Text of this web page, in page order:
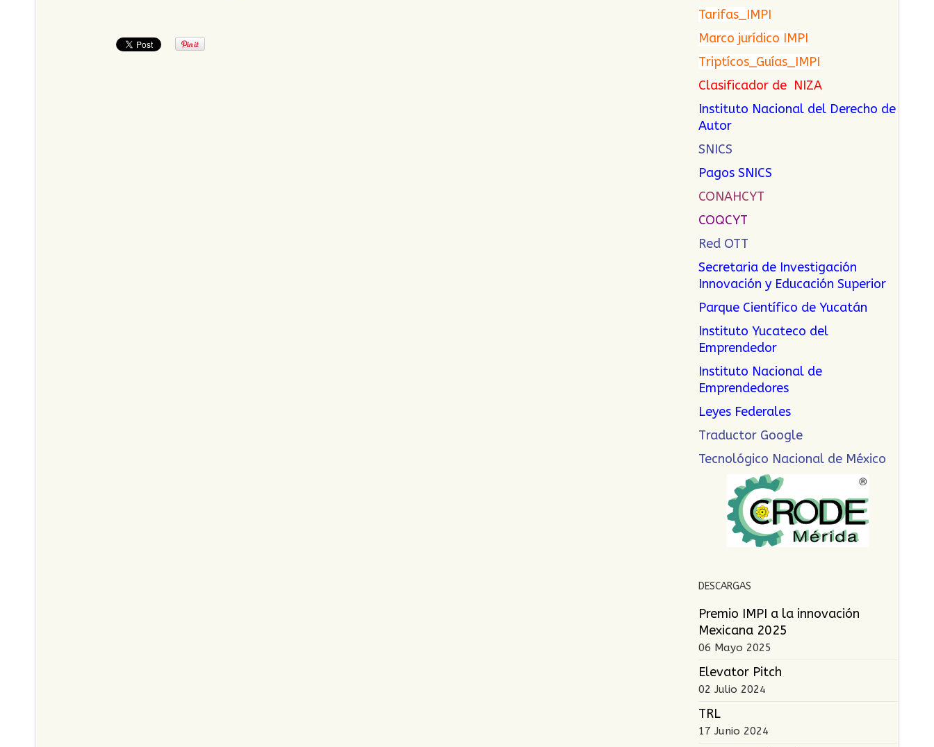
Tarifas_IMPI
Marco jurídico IMPI
Triptícos_Guías_IMPI
Clasificador de NIZA
Instituto Nacional del Derecho de
Autor
SNICS
Pagos SNICS
CONAHCYT
COQCYT
Red OTT
Secretaria de Investigación
Innovación y Educación Superior
Parque Científico de Yucatán
Instituto Yucateco del
Emprendedor
Instituto Nacional de
Emprendedores
Leyes Federales
Traductor Google
Tecnológico Nacional de México
DESCARGAS
Premio IMPI a la innovación
Mexicana 2025
06 Mayo 2025
Elevator Pitch
02 Julio 2024
TRL
17 Junio 2024